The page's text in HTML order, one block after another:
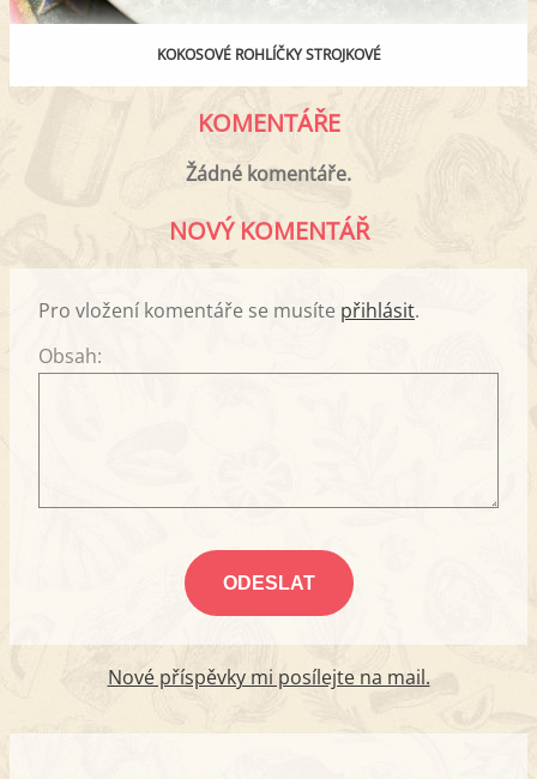
KOKOSOVÉ ROHLÍČKY STROJKOVÉ
KOMENTÁŘE
Žádné komentáře.
NOVÝ KOMENTÁŘ
Pro vložení komentáře se musíte přihlásit.
Obsah:
Nové příspěvky mi posílejte na mail.